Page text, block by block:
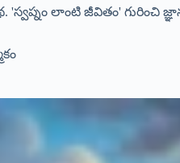
లాంటి జీవితం' గురించి